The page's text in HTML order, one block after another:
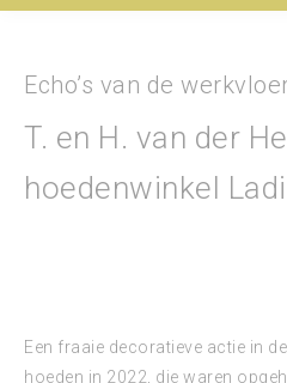
Echo’s van de
T. en H. van der
hoedenwinkel
Een fraaie decoratieve actie in
hoeden in 2022, die waren